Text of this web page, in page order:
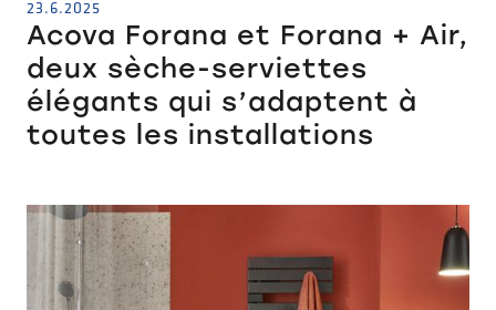
23.6.2025
Acova Forana et Forana + Air,
deux sèche-serviettes
élégants qui s’adaptent à
toutes les installations